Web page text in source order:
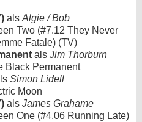
als Algie / Bob
Two (#7.12 They Never
Fatale) (TV)
als Jim Thorburn
Black Permanent
Simon Lidell
Moon
als James Grahame
One (#4.06 Running Late)